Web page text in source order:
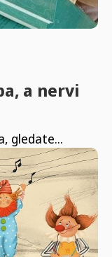
a nervi
gledate...